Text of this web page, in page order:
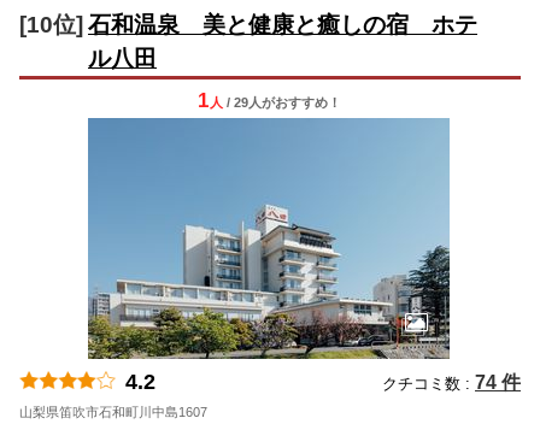
[10位] 石和温泉 美と健康と癒しの宿 ホテ
ル八田
1 人 / 29人がおすすめ！
4.2 クチコミ数 : 74 件
山梨県笛吹市石和町川中島1607